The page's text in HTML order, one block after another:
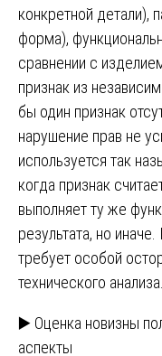
конкретной
форма),
сравнении с
признак из
бы один признак
нарушение прав не
используется так
когда признак
выполняет ту же
результата, но
требует особой
технического
▶️ Оценка новизны
аспекты